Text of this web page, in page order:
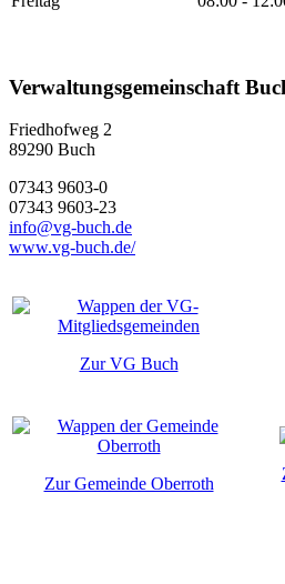
Verwaltungsgemeinschaft
Friedhofweg 2
89290 Buch
07343 9603-0
07343 9603-23
info@vg-buch.de
www.vg-buch.de/
Zur VG Buch
Zur Gemeinde Oberroth